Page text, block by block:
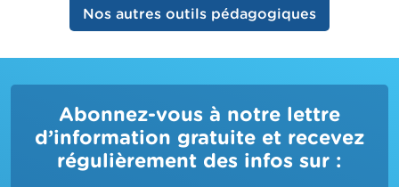
Nos autres outils pédagogiques
Abonnez-vous à notre lettre
d’information gratuite et recevez
régulièrement des infos sur :